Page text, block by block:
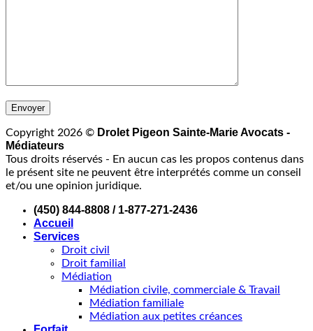
Copyright 2026 © Drolet Pigeon Sainte-Marie Avocats -
Médiateurs
Tous droits réservés - En aucun cas les propos contenus dans
le présent site ne peuvent être interprétés comme un conseil
et/ou une opinion juridique.
(450) 844-8808 / 1-877-271-2436
Accueil
Services
Droit civil
Droit familial
Médiation
Médiation civile, commerciale & Travail
Médiation familiale
Médiation aux petites créances